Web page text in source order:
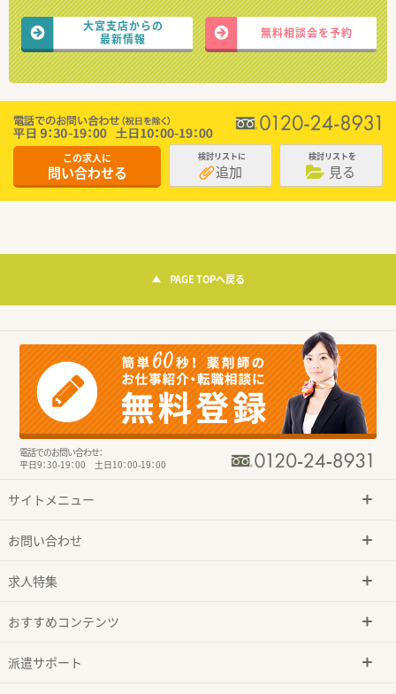
大宮支店からの
最新情報
無料相談会を予約
この求人に
問い合わせる
検討リストに
追加
検討リストを
見る
PAGE TOPへ戻る
電話でのお問い合わせ：
平日9：30-19：00 土日10：00-19：00
サイトメニュー
お問い合わせ
求人特集
おすすめコンテンツ
派遣サポート